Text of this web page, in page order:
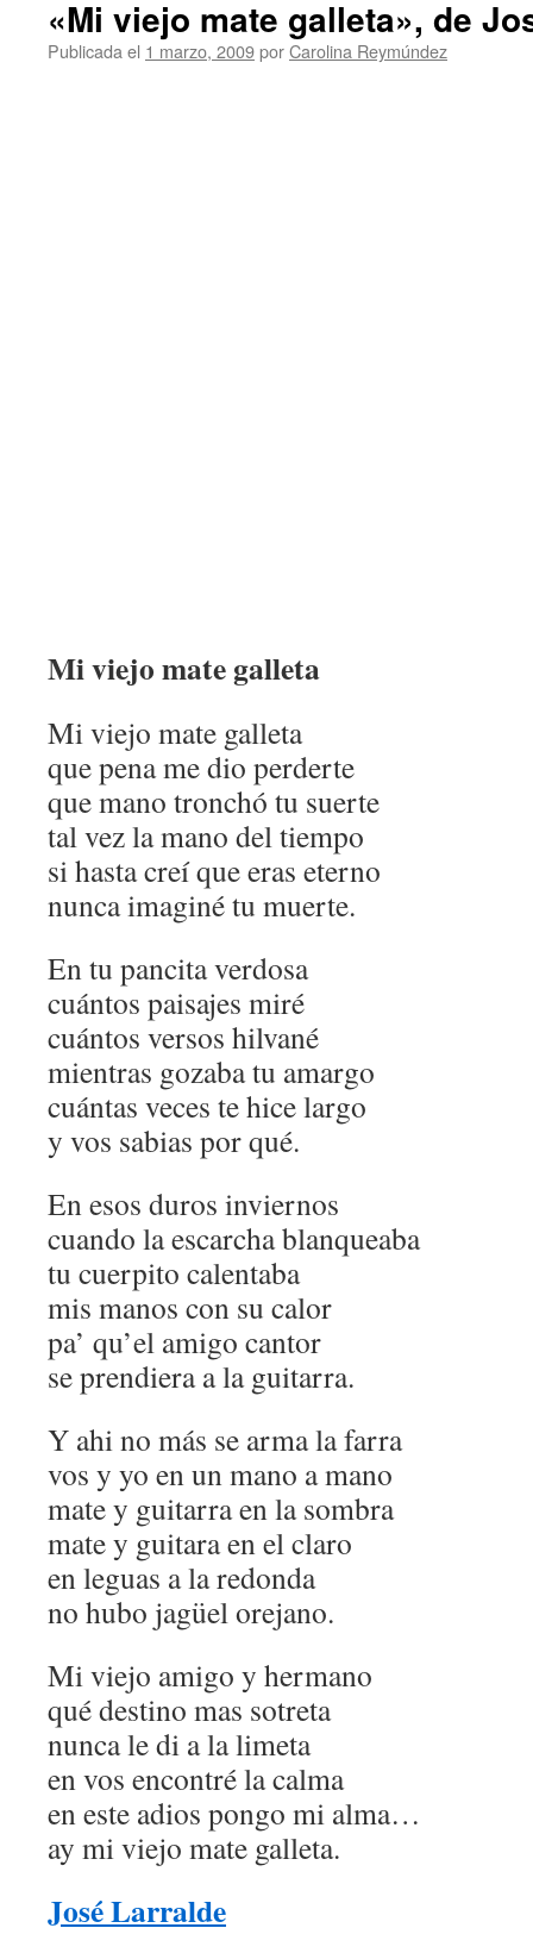
«Mi viejo mate galleta», de
Publicada el 1 marzo, 2009porCarolina Reymúndez
Mi viejo mate galleta
Mi viejo mate galleta
que pena me dio perderte
que mano tronchó tu suerte
tal vez la mano del tiempo
si hasta creí que eras eterno
nunca imaginé tu muerte.
En tu pancita verdosa
cuántos paisajes miré
cuántos versos hilvané
mientras gozaba tu amargo
cuántas veces te hice largo
y vos sabias por qué.
En esos duros inviernos
cuando la escarcha blanqueaba
tu cuerpito calentaba
mis manos con su calor
pa’ qu’el amigo cantor
se prendiera a la guitarra.
Y ahi no más se arma la farra
vos y yo en un mano a mano
mate y guitarra en la sombra
mate y guitara en el claro
en leguas a la redonda
no hubo jagüel orejano.
Mi viejo amigo y hermano
qué destino mas sotreta
nunca le di a la limeta
en vos encontré la calma
en este adios pongo mi alma…
ay mi viejo mate galleta.
José Larralde